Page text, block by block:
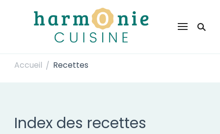
Harmonie Cuisine
Accueil / Recettes
Index des recettes